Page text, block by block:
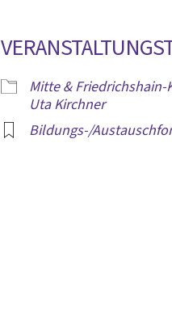
Mitte & Friedrichshain-
Uta Kirchner
Bildungs-/